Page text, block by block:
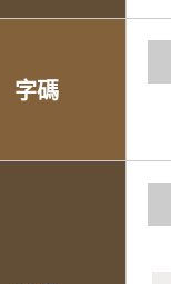
字碼